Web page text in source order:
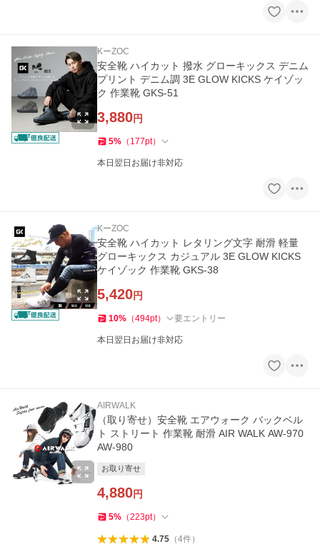
KーZOC
安全靴 ハイカット 撥水 グローキックス デニム
プリント デニム調 3E GLOW KICKS ケイゾッ
ク 作業靴 GKS-51
3,880円
5% （ 177pt）
本日翌日お届け非対応
KーZOC
安全靴 ハイカット レタリング文字 耐滑 軽量
グローキックス カジュアル 3E GLOW KICKS
ケイゾック 作業靴 GKS-38
5,420円
10% （494pt） 要エントリー
本日翌日お届け非対応
AIRWALK
（取り寄せ）安全靴 エアウォーク バックベル
ト ストリート 作業靴 耐滑 AIR WALK AW-970
AW-980
お取り寄せ
4,880円
5% （223pt）
4.75（4件）